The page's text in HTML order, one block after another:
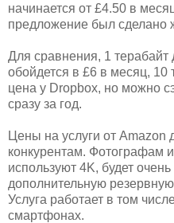
начинается от £4.50 в
предложение был
Для сравнения, 1
обойдется в £6 в месяц,
цена у Dropbox, но можно
сразу за год.
Цены на услуги от Amazon
конкурентам. Фотографам
используют 4K, будет
дополнительную
Услуга работает в том
смартфонах.